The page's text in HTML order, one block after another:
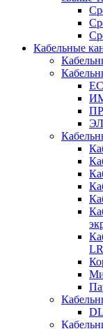
Кабельные
LR